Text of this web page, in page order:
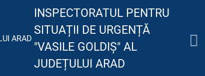
INSPECTORATUL PENTRU
SITUAȚII DE URGENȚĂ
"VASILE GOLDIȘ" AL
JUDEȚULUI ARAD